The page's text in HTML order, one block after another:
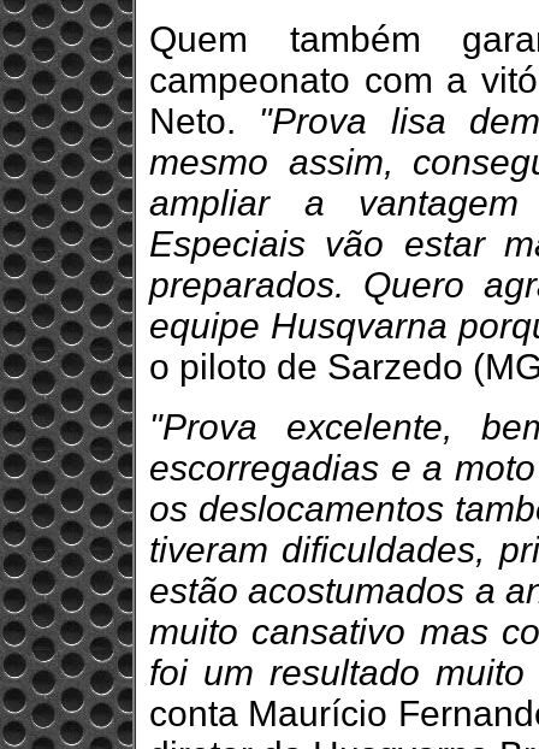
Quem também
campeonato com a
Neto. "Prova lisa
mesmo assim,
ampliar a
Especiais vão estar
preparados. Quero
equipe Husqvarna
o piloto de Sarzedo
"Prova excelente,
escorregadias e a
os deslocamentos
tiveram dificuldades,
estão acostumados a
muito cansativo mas
foi um resultado
conta Maurício